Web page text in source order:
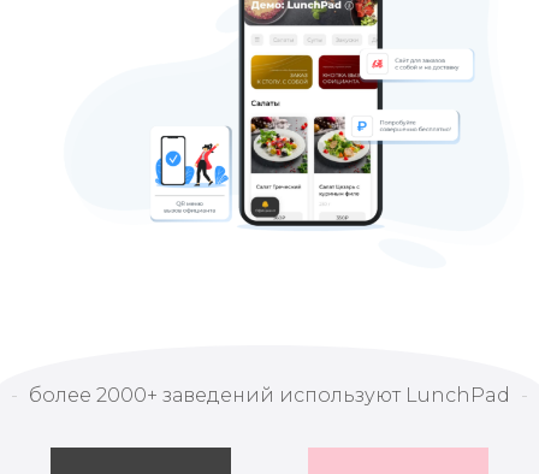
более 2000+ заведений используют LunchPad